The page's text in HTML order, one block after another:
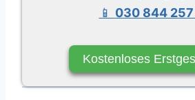
📱 030 844 257
Kostenloses